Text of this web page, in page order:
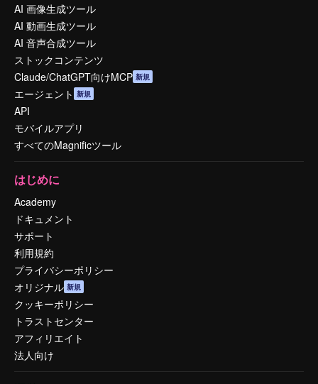
AI 画像生成ツール
AI 動画生成ツール
AI 音声合成ツール
ストックコンテンツ
Claude/ChatGPT向けMCP 新規
エージェント 新規
API
モバイルアプリ
すべてのMagnificツール
はじめに
Academy
ドキュメント
サポート
利用規約
プライバシーポリシー
オリジナル 新規
クッキーポリシー
トラストセンター
アフィリエイト
法人向け